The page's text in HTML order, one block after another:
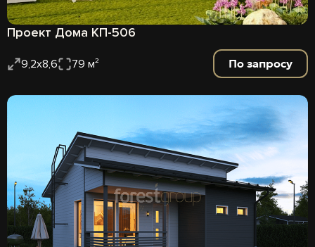
Проект Дома КП-506
9,2х8,6 79 м² По запросу